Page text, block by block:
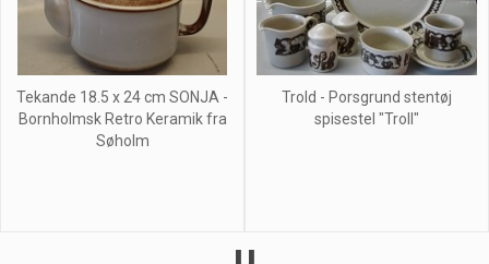
Tekande 18.5 x 24 cm SONJA -
Bornholmsk Retro Keramik fra
Søholm
Trold - Porsgrund stentøj
spisestel "Troll"